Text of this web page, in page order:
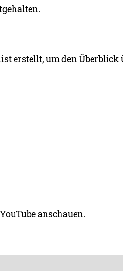
erstellt, um den Überblick
anschauen.